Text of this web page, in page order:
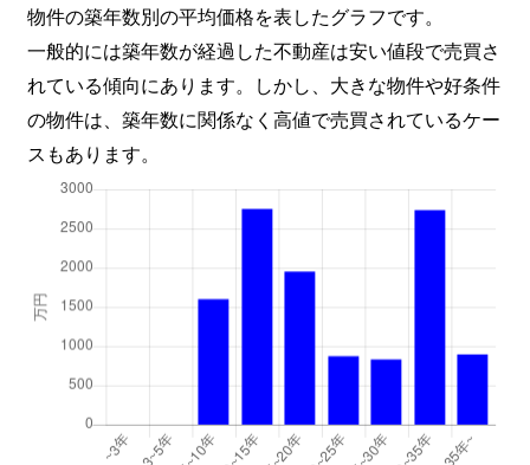
物件の築年数別の平均価格を表したグラフです。
一般的には築年数が経過した不動産は安い値段で売買さ
れている傾向にあります。しかし、大きな物件や好条件
の物件は、築年数に関係なく高値で売買されているケー
スもあります。